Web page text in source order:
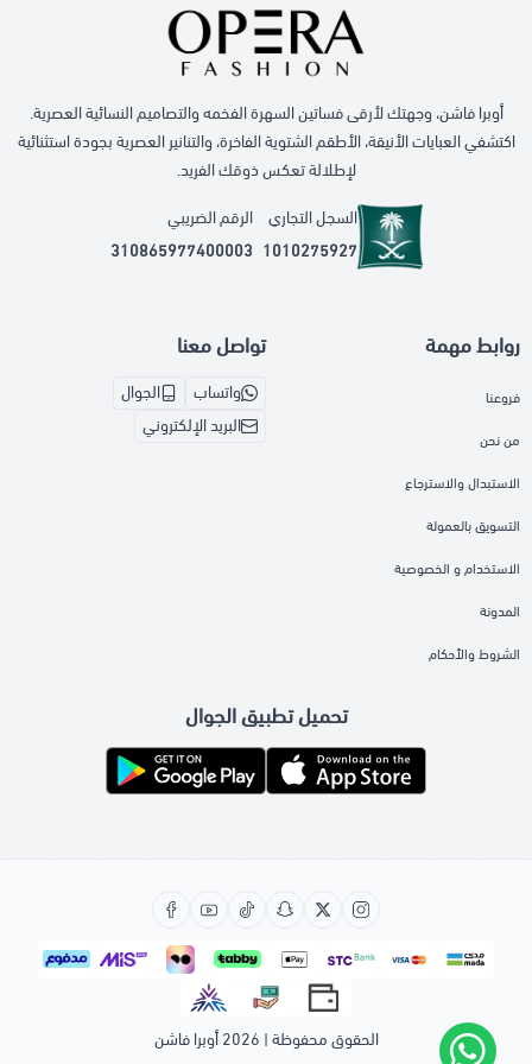
أوبرا فاشن، وجهتك لأرقى فساتين السهرة الفخمه والتصاميم النسائية العصرية.
اكتشفي العبايات الأنيقة، الأطقم الشتوية الفاخرة، والتنانير العصرية بجودة استثنائية
لإطلالة تعكس ذوقك الفريد.
السجل التجاري
1010275927
الرقم الضريبي
310865977400003
روابط مهمة
فروعنا
من نحن
الاستبدال والاسترجاع
التسويق بالعمولة
الاستخدام و الخصوصية
المدونة
الشروط والأحكام
تواصل معنا
واتساب
الجوال
البريد الإلكتروني
تحميل تطبيق الجوال
الحقوق محفوظة | 2026 أوبرا فاشن